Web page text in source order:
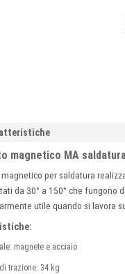
magnetico MA
per saldatura
da 30° a 150° che fungono
utile quando si lavora
magnete e acciaio
trazione: 34 kg